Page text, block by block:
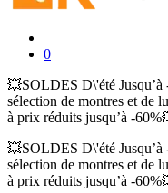
0
💥SOLDES D\'été Jusqu’à
sélection de montres et de
à prix réduits jusqu’à -
💥SOLDES D\'été Jusqu’à
sélection de montres et de
à prix réduits jusqu’à -